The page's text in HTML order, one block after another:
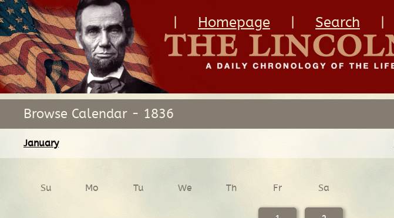
Homepage Search
Browse Calendar - 1836
January
Su Mo Tu We Th Fr Sa